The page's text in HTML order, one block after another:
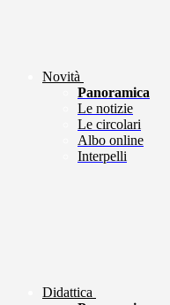
Novità
Panoramica
Le notizie
Le circolari
Albo online
Interpelli
Didattica